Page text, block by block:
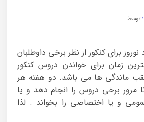
توسط
برای کنکور از نظر برخی داوطلبان
زمان برای خواندن دروس کنکور
ماندگی ها می باشد. دو هفته هر
مرور برخی دروس را انجام دهد و یا
و یا اختصاصی را بخواند . لذا